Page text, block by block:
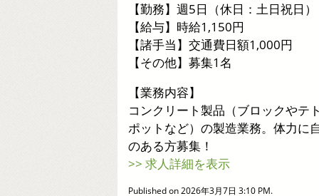
【勤務】週5日（休日：土日祝日）
【給与】時給1,150円
【諸手当】交通費日額1,000円
【その他】募集1名
【業務内容】
コンクリート製品（ブロックやテ
ポットなど）の製造業務。体力に
のある方募集！
>> 求人詳細を表示
Published on 2026年3月7日 3:10 PM.